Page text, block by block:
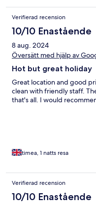
Verifierad recension
10/10 Enastående
8 aug. 2024
Översätt med hjälp av
Hot but great holiday
Great location and good
clean with friendly staff.
that's all. I would
timea, 1 natts resa
Verifierad recension
10/10 Enastående